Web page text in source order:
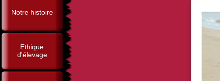
Notre histoire
Ethique
d'élevage